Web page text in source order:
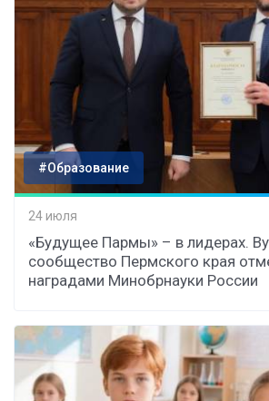
#Образование
24 июля
«Будущее Пармы» – в лидерах.
сообщество Пермского края
наградами Минобрнауки России